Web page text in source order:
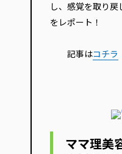
し、感覚を取り
をレポート！
記事はコチラ
ママ理美